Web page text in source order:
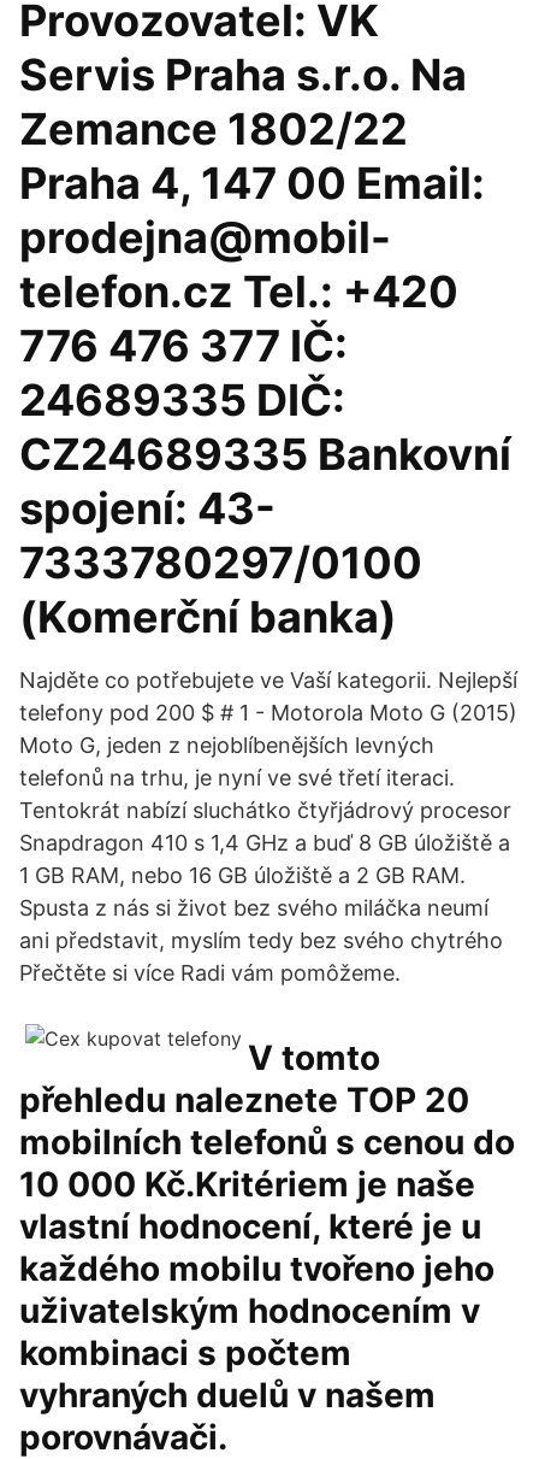
Provozovatel: VK
Servis Praha s.r.o. Na
Zemance 1802/22
Praha 4, 147 00 Email:
prodejna@mobil-
telefon.cz Tel.: +420
776 476 377 IČ:
24689335 DIČ:
CZ24689335 Bankovní
spojení: 43-
7333780297/0100
(Komerční banka)
Najděte co potřebujete ve Vaší kategorii. Nejlepší
telefony pod 200 $ # 1 - Motorola Moto G (2015)
Moto G, jeden z nejoblíbenějších levných
telefonů na trhu, je nyní ve své třetí iteraci.
Tentokrát nabízí sluchátko čtyřjádrový procesor
Snapdragon 410 s 1,4 GHz a buď 8 GB úložiště a
1 GB RAM, nebo 16 GB úložiště a 2 GB RAM.
Spusta z nás si život bez svého miláčka neumí
ani představit, myslím tedy bez svého chytrého
Přečtěte si více Radi vám pomôžeme.
V tomto
přehledu naleznete TOP 20
mobilních telefonů s cenou do
10 000 Kč.Kritériem je naše
vlastní hodnocení, které je u
každého mobilu tvořeno jeho
uživatelským hodnocením v
kombinaci s počtem
vyhraných duelů v našem
porovnávači.